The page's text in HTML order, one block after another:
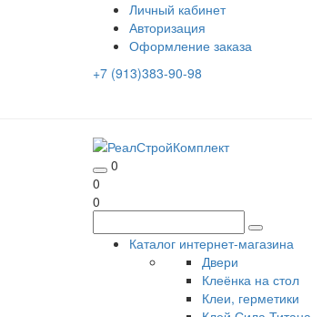
Личный кабинет
Авторизация
Оформление заказа
+7 (913)383-90-98
0
0
0
Каталог интернет-магазина
Двери
Клеёнка на стол
Клеи, герметики